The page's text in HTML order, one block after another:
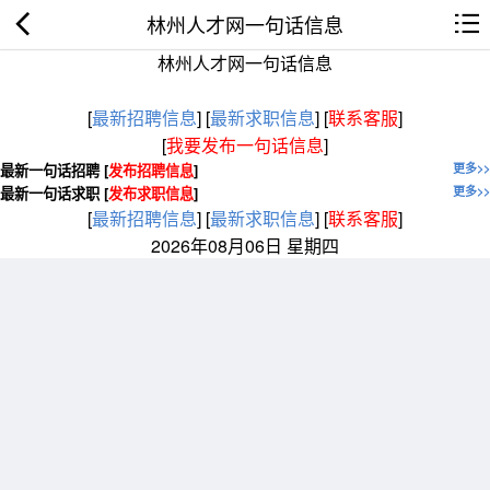
林州人才网一句话信息
林州人才网一句话信息
[最新招聘信息] [最新求职信息] [联系客服]
[我要发布一句话信息]
更多>>
最新一句话招聘 [发布招聘信息]
更多>>
最新一句话求职 [发布求职信息]
[最新招聘信息] [最新求职信息] [联系客服]
2026年08月06日 星期四